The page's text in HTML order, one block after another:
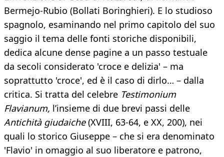
Bermejo-Rubio (Bollati Boringhieri). E lo studioso
spagnolo, esaminando nel primo capitolo del suo
saggio il tema delle fonti storiche disponibili,
dedica alcune dense pagine a un passo testuale
da secoli considerato 'croce e delizia' – ma
soprattutto 'croce', ed è il caso di dirlo… – dalla
critica. Si tratta del celebre Testimonium
Flavianum, l’insieme di due brevi passi delle
Antichità giudaiche(XVIII, 63-64, e XX, 200), nei
quali lo storico Giuseppe – che si era denominato
'Flavio' in omaggio al suo liberatore e patrono,